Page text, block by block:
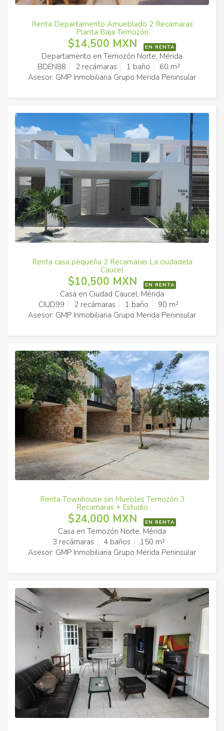
Renta Departamento Amueblado 2 Recamaras
Planta Baja Temozón
$14,500 MXN EN RENTA
Departamento en Temozón Norte, Mérida
BDEN88
2 recámaras 1 baño
60 m²
Asesor: GMP Inmobiliaria Grupo Merida Peninsular
Renta casa pequeña 2 Recamaras La ciudadela
Caucel
$10,500 MXN EN RENTA
Casa en Ciudad Caucel, Mérida
CIUD99
2 recámaras 1 baño
90 m²
Asesor: GMP Inmobiliaria Grupo Merida Peninsular
Renta Townhouse sin Muebles Temozón 3
Recamaras + Estudio
$24,000 MXN EN RENTA
Casa en Temozón Norte, Mérida
3 recámaras
4 baños
150 m²
Asesor: GMP Inmobiliaria Grupo Merida Peninsular